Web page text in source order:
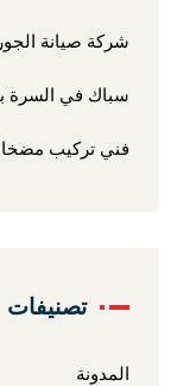
شركة صيانة
سباك في السرة
فني تركيب
تصنيفات
المدونة